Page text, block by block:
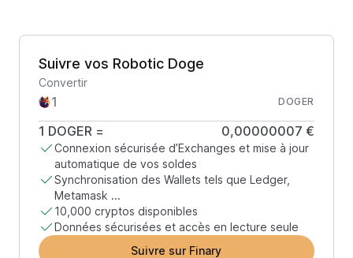
Suivre vos Robotic Doge
Convertir
DOGER
1 DOGER = 0,00000007 €
Connexion sécurisée d’Exchanges et mise à jour
automatique de vos soldes
Synchronisation des Wallets tels que Ledger,
Metamask ...
10,000 cryptos disponibles
Données sécurisées et accès en lecture seule
Suivre sur Finary